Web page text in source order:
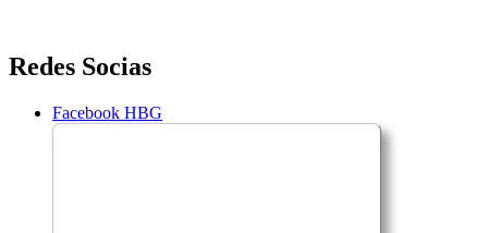
Saltar
para
conteúdo
Redes Socias
Facebook HBG